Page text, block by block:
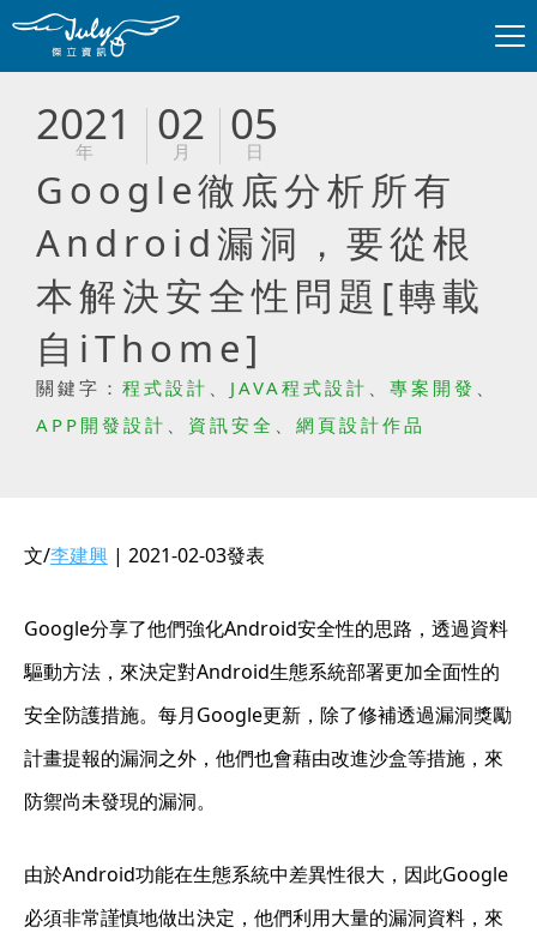
2021
年 02
月 05
日
Google徹底分析所有
Android漏洞，要從根
本解決安全性問題[轉載
自iThome]
關鍵字： 程式設計 、 JAVA程式設計 、 專案開發 、
APP開發設計 、 資訊安全 、 網頁設計作品
文/李建興 | 2021-02-03發表
Google分享了他們強化Android安全性的思路，透過資料
驅動方法，來決定對Android生態系統部署更加全面性的
安全防護措施。每月Google更新，除了修補透過漏洞獎勵
計畫提報的漏洞之外，他們也會藉由改進沙盒等措施，來
防禦尚未發現的漏洞。
由於Android功能在生態系統中差異性很大，因此Google
必須非常謹慎地做出決定，他們利用大量的漏洞資料，來